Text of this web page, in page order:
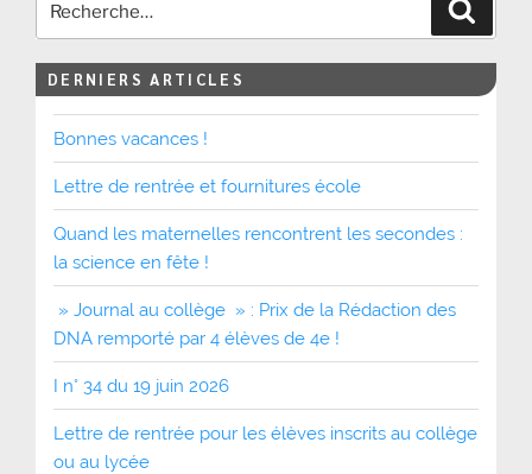
DERNIERS ARTICLES
Bonnes vacances !
Lettre de rentrée et fournitures école
Quand les maternelles rencontrent les secondes :
la science en fête !
» Journal au collège » : Prix de la Rédaction des
DNA remporté par 4 élèves de 4e !
I n° 34 du 19 juin 2026
Lettre de rentrée pour les élèves inscrits au collège
ou au lycée